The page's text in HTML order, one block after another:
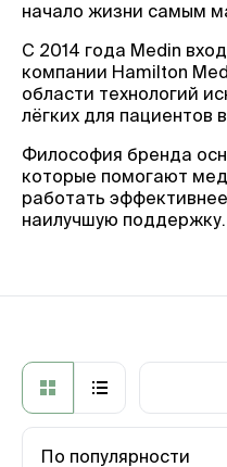
начало жизни самым
С 2014 года Medin
компании Hamilton
области технологий
лёгких для пациентов
Философия бренда
которые помогают
работать
наилучшую поддержку.
По популярности